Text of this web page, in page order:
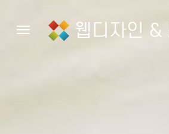
Toggle navigation웹디자인 &